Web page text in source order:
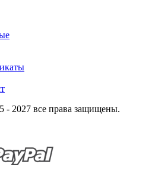
2027 все права защищены.